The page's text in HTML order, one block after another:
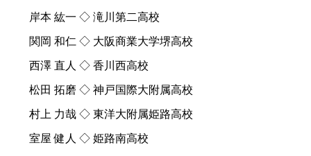
岸本 紘一 ◇ 滝川第二高校
関岡 和仁 ◇ 大阪商業大学堺高校
西澤 直人 ◇ 香川西高校
松田 拓磨 ◇ 神戸国際大附属高校
村上 力哉 ◇ 東洋大附属姫路高校
室屋 健人 ◇ 姫路南高校